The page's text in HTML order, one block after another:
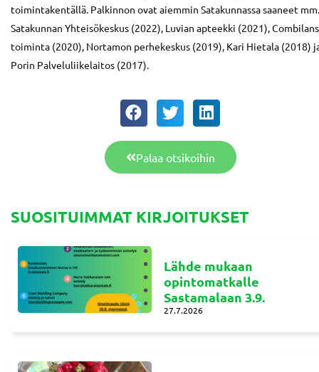
toimintakentällä. Palkinnon ovat aiemmin Satakunnassa saaneet mm.
Satakunnan Yhteisökeskus (2022), Luvian apteekki (2021),
toiminta (2020), Nortamon perhekeskus (2019), Kari Hietala (2018)
Porin Palveluliikelaitos (2017).
Palaa otsikoihin
SUOSITUIMMAT KIRJOITUKSET
Lähde mukaan
opintomatkalle
Sastamalaan 3.9.
27.7.2026